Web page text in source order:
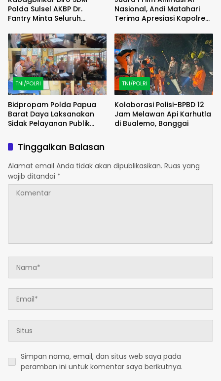
Polda Sulsel AKBP Dr.
Fantry Minta Seluruh
Debu
Nasional, Andi Matahari
Terima Apresiasi Kapolres
TNI/POLRI
Bidpropam Polda Papua
Barat Daya Laksanakan
Sidak Pelayanan Publik
di Polsek Salawati
TNI/POLRI
Kolaborasi Polisi-BPBD 12
Jam Melawan Api Karhutla
di Bualemo, Banggai
Tinggalkan Balasan
Alamat email Anda tidak akan dipublikasikan. Ruas yang
wajib ditandai *
Simpan nama, email, dan situs web saya pada
peramban ini untuk komentar saya berikutnya.